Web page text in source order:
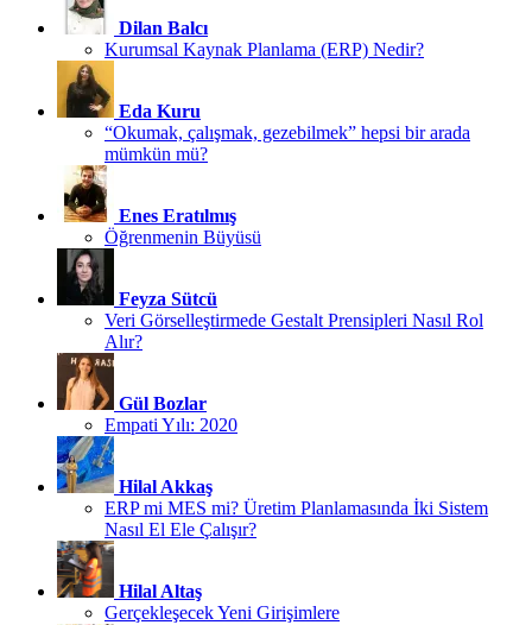
Dilan Balcı
Kurumsal Kaynak Planlama (ERP) Nedir?
Eda Kuru
“Okumak, çalışmak, gezebilmek” hepsi bir arada
mümkün mü?
Enes Eratılmış
Öğrenmenin Büyüsü
Feyza Sütcü
Veri Görselleştirmede Gestalt Prensipleri Nasıl Rol
Alır?
Gül Bozlar
Empati Yılı: 2020
Hilal Akkaş
ERP mi MES mi? Üretim Planlamasında İki Sistem
Nasıl El Ele Çalışır?
Hilal Altaş
Gerçekleşecek Yeni Girişimlere